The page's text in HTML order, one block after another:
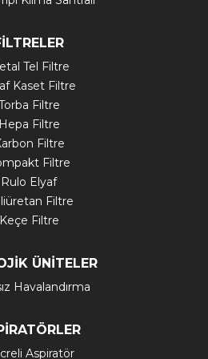
Tel Filtre
Kaset Filtre
Filtre
Hepa Filtre
Filtre
Filtre
Rulo Elyaf
Filtre
Keçe Filtre
ÜNİTELER
Havalandırma
Aspiratör